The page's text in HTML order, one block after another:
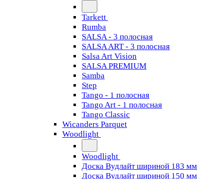
Tarkett
Rumba
SALSA - 3 полосная
SALSA ART - 3 полосная
Salsa Art Vision
SALSA PREMIUM
Samba
Step
Tango - 1 полосная
Tango Art - 1 полосная
Tango Classiс
Wicanders Parquet
Woodlight
Woodlight
Доска Вудлайт шириной 183 мм
Доска Вудлайт шириной 150 мм